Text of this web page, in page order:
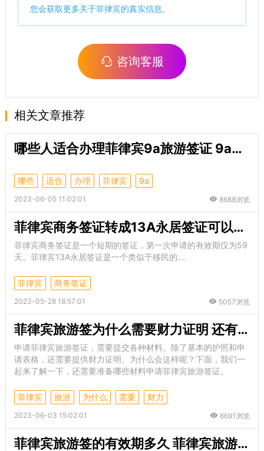
您会获取更多关于菲律宾的真实信息。
咨询客服
相关文章推荐
哪些人适合办理菲律宾9a旅游签证 9a旅游签证能多次往返吗
哪些 适合 办理 菲律宾 9a
2023-06-05 11:02:01 8688浏览
菲律宾商务签证转成13A永居签证可以吗 需要哪些材料
菲律宾商务签证是一个短期的签证，第一次申请的有效期仅为59
天。菲律宾13A永居签证是一个类似于移民的....
菲律宾 商务签证
2023-05-28 18:57:01 5057浏览
菲律宾旅游签为什么需要财力证明 还有哪些材料呢
申请菲律宾旅游签证，需要提交各种材料。除了基本的护照和申
请表格，还需要提供财力证明。为什么会这样呢？下面，我们一
起来了解一下，还需要准备哪些材料申请菲律宾旅游签证。
菲律宾 旅游 为什么 需要 财力
2023-06-03 15:02:01 6691浏览
菲律宾旅游签的有效期多久 菲律宾旅游签逾期就要罚款吗